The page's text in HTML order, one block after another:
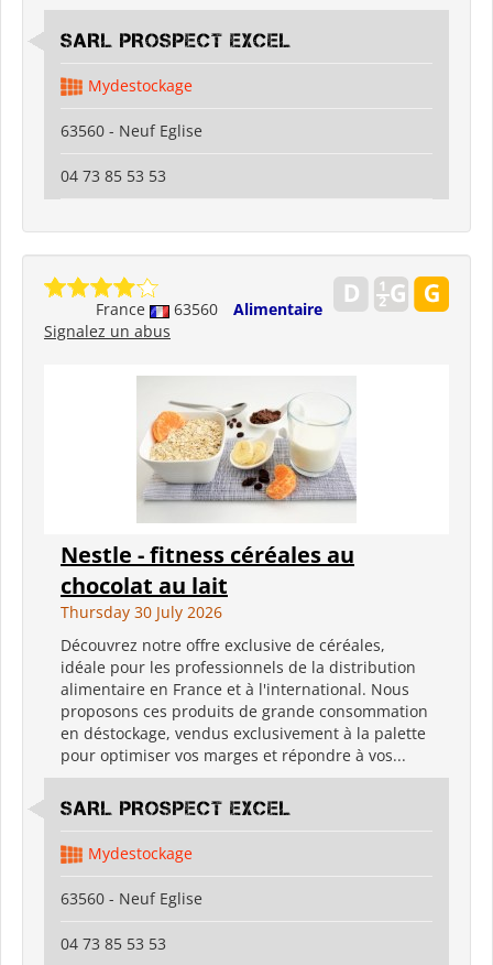
SARL PROSPECT EXCEL
Mydestockage
63560 - Neuf Eglise
04 73 85 53 53
France 63560
Alimentaire
Signalez un abus
Nestle - fitness céréales au
chocolat au lait
Thursday 30 July 2026
Découvrez notre offre exclusive de céréales,
idéale pour les professionnels de la distribution
alimentaire en France et à l'international. Nous
proposons ces produits de grande consommation
en déstockage, vendus exclusivement à la palette
pour optimiser vos marges et répondre à vos...
SARL PROSPECT EXCEL
Mydestockage
63560 - Neuf Eglise
04 73 85 53 53